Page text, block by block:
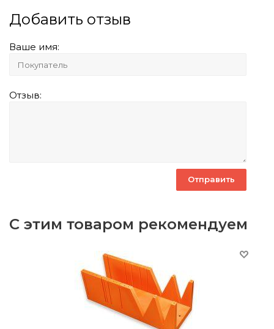
Добавить отзыв
Ваше имя:
Отзыв:
С этим товаром рекомендуем